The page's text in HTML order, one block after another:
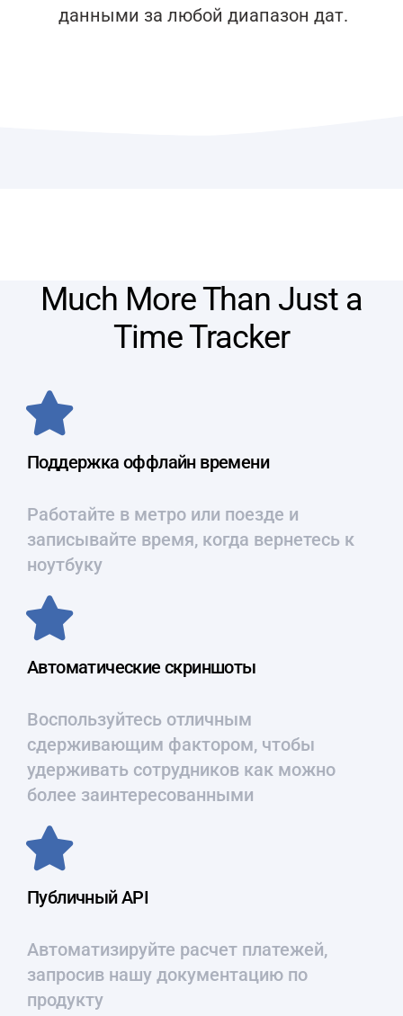
данными за любой диапазон дат.
Much More Than Just a
Time Tracker
Поддержка оффлайн времени
Работайте в метро или поезде и
записывайте время, когда вернетесь к
ноутбуку
Автоматические скриншоты
Воспользуйтесь отличным
сдерживающим фактором, чтобы
удерживать сотрудников как можно
более заинтересованными
Публичный API
Автоматизируйте расчет платежей,
запросив нашу документацию по
продукту